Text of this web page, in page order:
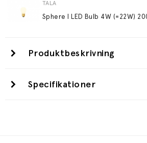
TALA
Produktbeskrivning
Specifikationer